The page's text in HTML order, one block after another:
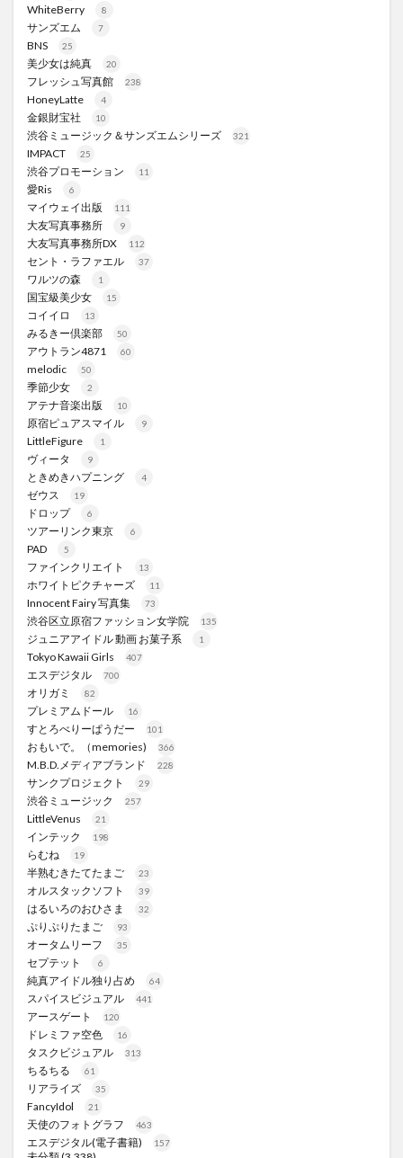
WhiteBerry 8
サンズエム 7
BNS 25
美少女は純真 20
フレッシュ写真館 238
HoneyLatte 4
金銀財宝社 10
渋谷ミュージック＆サンズエムシリーズ 321
IMPACT 25
渋谷プロモーション 11
愛Ris 6
マイウェイ出版 111
大友写真事務所 9
大友写真事務所DX 112
セント・ラファエル 37
ワルツの森 1
国宝級美少女 15
コイイロ 13
みるきー倶楽部 50
アウトラン4871 60
melodic 50
季節少女 2
アテナ音楽出版 10
原宿ピュアスマイル 9
LittleFigure 1
ヴィータ 9
ときめきハプニング 4
ゼウス 19
ドロップ 6
ツアーリンク東京 6
PAD 5
ファインクリエイト 13
ホワイトピクチャーズ 11
Innocent Fairy 写真集 73
渋谷区立原宿ファッション女学院 135
ジュニアアイドル 動画 お菓子系 1
Tokyo Kawaii Girls 407
エスデジタル 700
オリガミ 82
プレミアムドール 16
すとろべりーぱうだー 101
おもいで。（memories) 366
M.B.D.メディアブランド 228
サンクプロジェクト 29
渋谷ミュージック 257
LittleVenus 21
インテック 198
らむね 19
半熟むきたてたまご 23
オルスタックソフト 39
はるいろのおひさま 32
ぷりぷりたまご 93
オータムリーフ 35
セプテット 6
純真アイドル独り占め 64
スパイスビジュアル 441
アースゲート 120
ドレミファ空色 16
タスクビジュアル 313
ちるちる 61
リアライズ 35
FancyIdol 21
天使のフォトグラフ 463
エスデジタル(電子書籍) 157